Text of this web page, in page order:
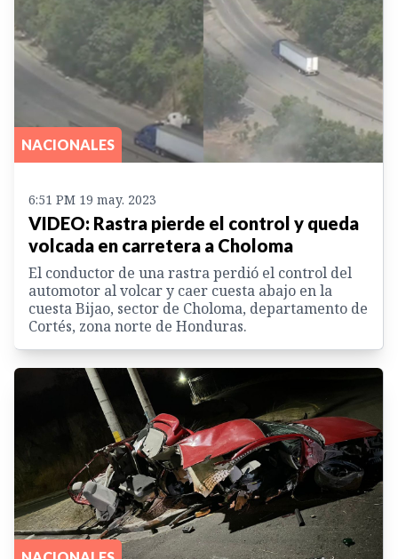
NACIONALES
6:51 PM 19 may. 2023
VIDEO: Rastra pierde el control y queda
volcada en carretera a Choloma
El conductor de una rastra perdió el control del
automotor al volcar y caer cuesta abajo en la
cuesta Bijao, sector de Choloma, departamento de
Cortés, zona norte de Honduras.